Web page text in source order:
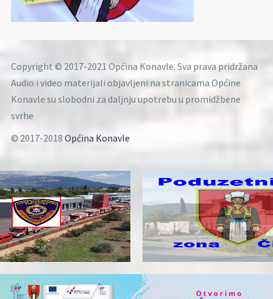
Copyright © 2017-2021 Općina Konavle. Sva prava pridržana
Audio i video materijali objavljeni na stranicama Općine
Konavle su slobodni za daljnju upotrebu u promidžbene
svrhe
© 2017-2018 Općina Konavle